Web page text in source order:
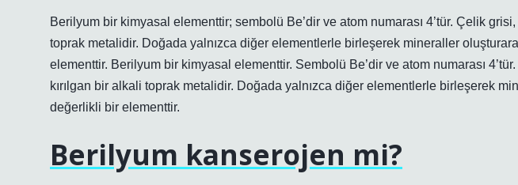
Berilyum bir kimyasal elementtir; sembolü Be’dir ve atom numarası 4’tür. Çelik grisi,
toprak metalidir. Doğada yalnızca diğer elementlerle birleşerek mineraller
elementtir. Berilyum bir kimyasal elementtir. Sembolü Be’dir ve atom numarası
kırılgan bir alkali toprak metalidir. Doğada yalnızca diğer elementlerle birleşerek
değerlikli bir elementtir.
Berilyum kanserojen mi?